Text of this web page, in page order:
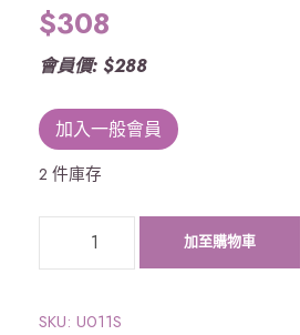
$308
會員價: $288
加入一般會員
2 件庫存
能
加至購物車
SKU: U011S